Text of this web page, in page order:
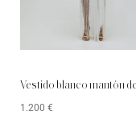
Vestido blanco mantón
1.200 €